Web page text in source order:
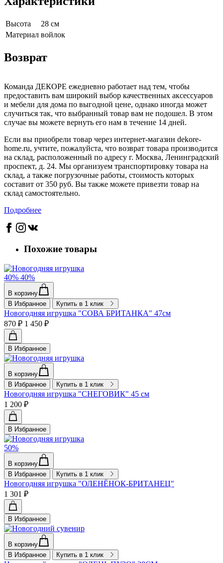
Высота
28 см
Материал войлок
Возврат
Команда ДЕКОРЕ ежедневно работает над тем, чтобы
предоставить вам широкий выбор качественных аксессуаров
и мебели для дома по выгодной цене, однако иногда может
случиться так, что выбранный товар вам не подошел. В этом
случае вы можете вернуть его нам в течение 14 дней.
Если вы приобрели товар через интернет-магазин dekore-
home.ru, учтите, пожалуйста, что возврат товара производится
на склад, расположенный по адресу г. Москва, Ленинградский
проспект, д. 24. Мы организуем транспортировку товара на
склад, а также погрузочные работы, стоимость которых
составит от 350 руб. Вы также можете привезти товар на
склад самостоятельно.
Подробнее
Похожие товары
40% 40%
В корзину
В Избранное
Купить в 1 клик
Новогодняя игрушка "СОВА БРИТАНКА" 47см
870 ₽ 1 450 ₽
В Избранное
В корзину
В Избранное
Купить в 1 клик
Новогодняя игрушка "СНЕГОВИК" 45 см
1 200 ₽
В Избранное
50%
В корзину
В Избранное
Купить в 1 клик
Новогодняя игрушка "ОЛЕНЁНОК-БРИТАНЕЦ"
1 301 ₽
В Избранное
В корзину
В Избранное
Купить в 1 клик